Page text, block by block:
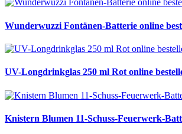
Wunderwuzzi Fontänen-Batterie online
UV-Longdrinkglas 250 ml Rot online
Knistern Blumen 11-Schuss-Feuerwerk-